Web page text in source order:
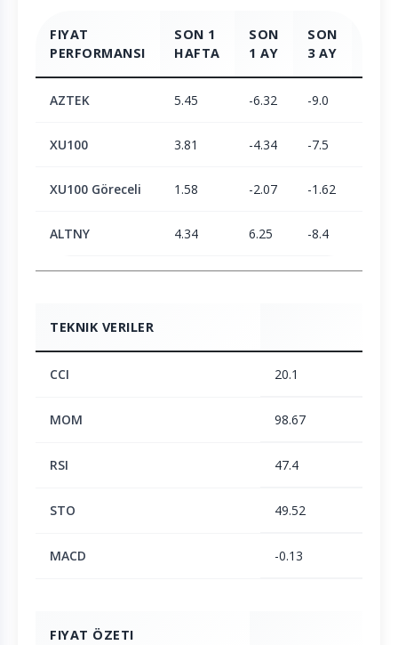
FIYAT
PERFORMANSI
SON 1
HAFTA
SON
1 AY
SON
3 AY
AZTEK 5.45 -6.32 -9.0
XU100 3.81 -4.34 -7.5
XU100 Göreceli 1.58 -2.07 -1.62
ALTNY 4.34 6.25 -8.4
TEKNIK VERILER
CCI 20.1
MOM 98.67
RSI 47.4
STO 49.52
MACD -0.13
FIYAT ÖZETI